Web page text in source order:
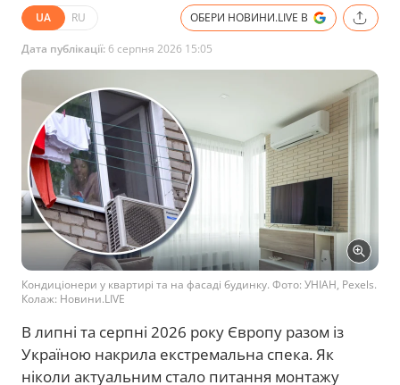
UA RU ОБЕРИ НОВИНИ.LIVE В
Дата публікації: 6 серпня 2026 15:05
Кондиціонери у квартирі та на фасаді будинку. Фото: УНІАН, Pexels.
Колаж: Новини.LIVE
В липні та серпні 2026 року Європу разом із
Україною накрила екстремальна спека. Як
ніколи актуальним стало питання монтажу